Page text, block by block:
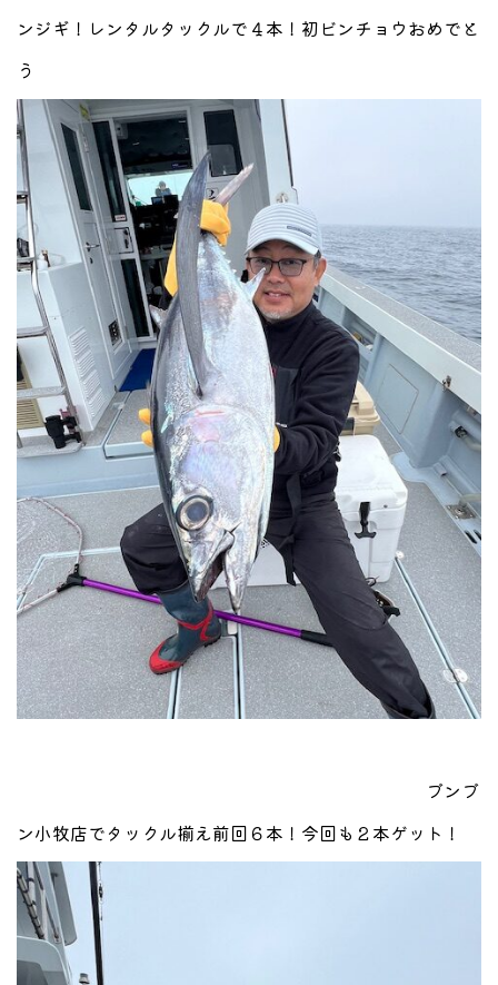
ンジギ！レンタルタックルで４本！初ビンチョウおめでと
う
ブンブ
ン小牧店でタックル揃え前回６本！今回も２本ゲット！